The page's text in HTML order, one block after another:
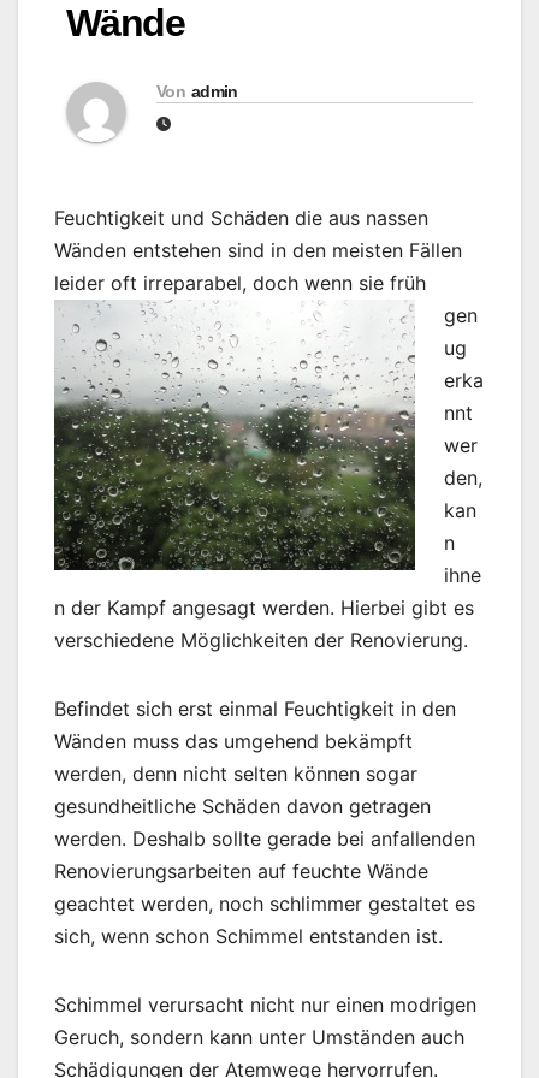
Wände
Von admin
Feuchtigkeit und Schäden die aus nassen
Wänden entstehen sind in den meisten Fällen
leider oft irreparabel, doch wenn sie früh
gen
ug
erka
nnt
wer
den,
kan
n
ihne
n der Kampf angesagt werden. Hierbei gibt es
verschiedene Möglichkeiten der Renovierung.
Befindet sich erst einmal Feuchtigkeit in den
Wänden muss das umgehend bekämpft
werden, denn nicht selten können sogar
gesundheitliche Schäden davon getragen
werden. Deshalb sollte gerade bei anfallenden
Renovierungsarbeiten auf feuchte Wände
geachtet werden, noch schlimmer gestaltet es
sich, wenn schon Schimmel entstanden ist.
Schimmel verursacht nicht nur einen modrigen
Geruch, sondern kann unter Umständen auch
Schädigungen der Atemwege hervorrufen.